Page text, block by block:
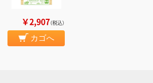
￥2,907（税込）
カゴへ